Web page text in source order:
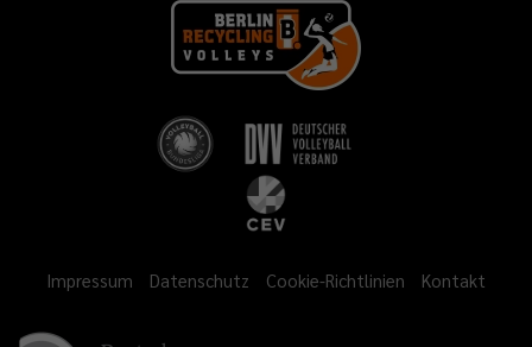
Impressum Datenschutz Cookie-Richtlinien Kontakt